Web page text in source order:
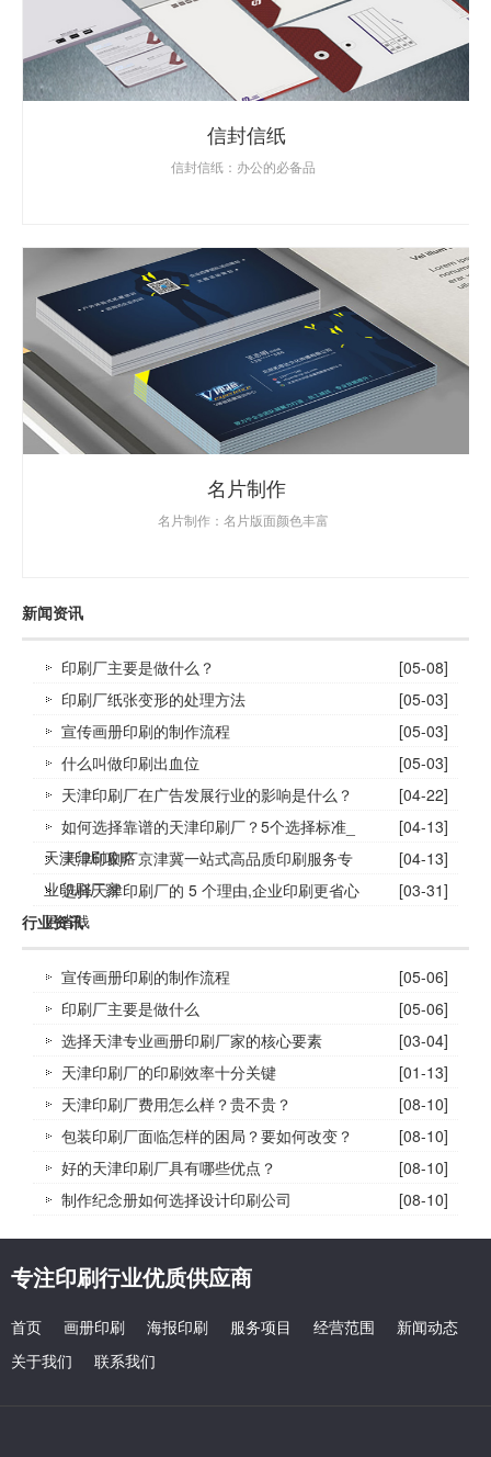
信封信纸
信封信纸：办公的必备品
名片制作
名片制作：名片版面颜色丰富
新闻资讯
印刷厂主要是做什么？
[05-08]
印刷厂纸张变形的处理方法
[05-03]
宣传画册印刷的制作流程
[05-03]
什么叫做印刷出血位
[05-03]
天津印刷厂在广告发展行业的影响是什么？
[04-22]
如何选择靠谱的天津印刷厂？5个选择标准_
天津印刷攻略
[04-13]
天津印刷厂京津冀一站式高品质印刷服务专
业印刷厂家
[04-13]
选择天津印刷厂的 5 个理由,企业印刷更省心
更省钱
[03-31]
行业资讯
宣传画册印刷的制作流程
[05-06]
印刷厂主要是做什么
[05-06]
选择天津专业画册印刷厂家的核心要素
[03-04]
天津印刷厂的印刷效率十分关键
[01-13]
天津印刷厂费用怎么样？贵不贵？
[08-10]
包装印刷厂面临怎样的困局？要如何改变？
[08-10]
好的天津印刷厂具有哪些优点？
[08-10]
制作纪念册如何选择设计印刷公司
[08-10]
专注印刷行业优质供应商
首页 画册印刷 海报印刷 服务项目 经营范围
新闻动态
关于我们
联系我们